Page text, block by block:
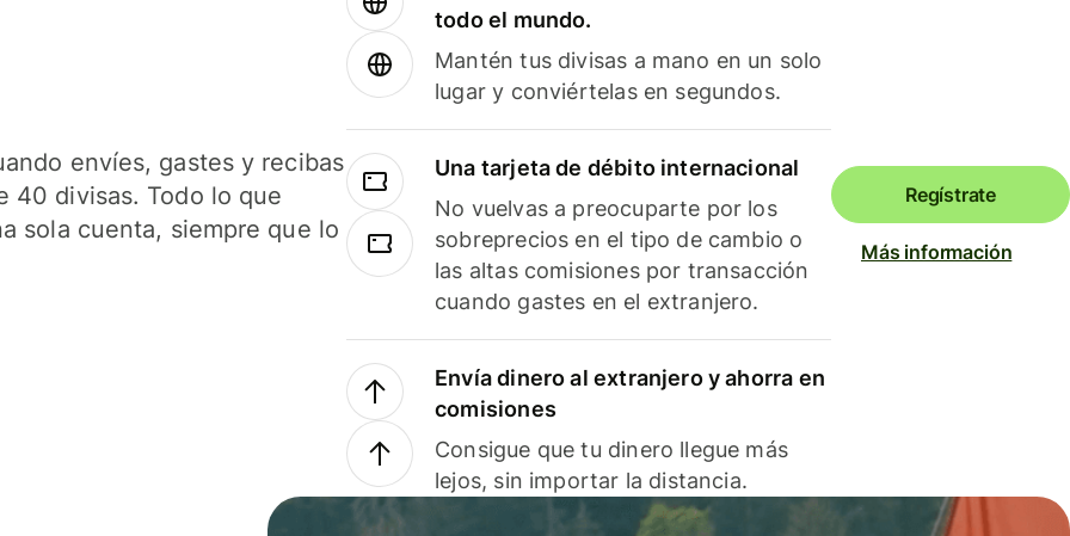
envíes, gastes y recibas
40 divisas. Todo lo que
sola cuenta, siempre que lo
todo el mundo.
Mantén tus divisas a mano en un solo
lugar y conviértelas en segundos.
Una tarjeta de débito internacional
No vuelvas a preocuparte por los
sobreprecios en el tipo de cambio o
las altas comisiones por transacción
cuando gastes en el extranjero.
Envía dinero al extranjero y ahorra en
comisiones
Consigue que tu dinero llegue más
lejos, sin importar la distancia.
Regístrate
Más información